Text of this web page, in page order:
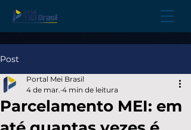
Post
Parcelamento MEI: em
Portal Mei Brasil
4 de mar. 4 min de leitura